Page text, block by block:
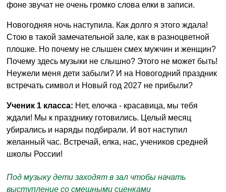
фоне звучат не очень громко слова елки в записи.
Новогодняя ночь наступила. Как долго я этого ждала!
Стою в такой замечательной зале, как в разноцветной
плошке. Но почему не слышен смех мужчин и женщин?
Почему здесь музыки не слышно? Этого не может быть!
Неужели меня дети забыли? И на Новогодний праздник
встречать символ и Новый год 2027 не прибыли?
Ученик 1 класса: Нет, елочка - красавица, мы тебя
ждали! Мы к празднику готовились. Целый месяц
убирались и наряды подбирали. И вот наступил
желанный час. Встречай, елка, нас, учеников средней
школы России!
Под музыку дети заходят в зал чтобы начать
выступление со смешными сценками